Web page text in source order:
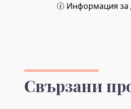
Информация за
Свързани